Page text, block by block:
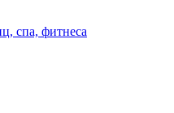
спа, фитнеса